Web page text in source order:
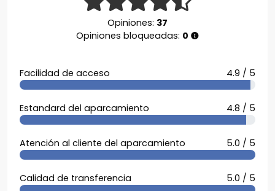
Opiniones: 37
Opiniones bloqueadas: 0
Facilidad de acceso 4.9 / 5
Estandard del aparcamiento 4.8 / 5
Atención al cliente del aparcamiento 5.0 / 5
Calidad de transferencia 5.0 / 5